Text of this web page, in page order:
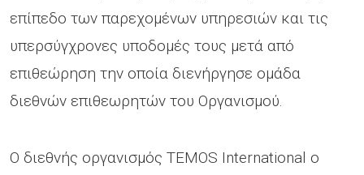
επίπεδο των παρεχομένων υπηρεσιών και τις
υπερσύγχρονες υποδομές τους μετά από
επιθεώρηση την οποία διενήργησε ομάδα
διεθνών επιθεωρητών του Οργανισμού.
Ο διεθνής οργανισμός TEMOS International ο